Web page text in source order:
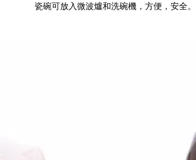
瓷碗可放入微波爐和洗碗機，方便，安全。